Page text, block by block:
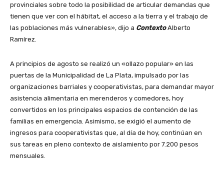
provinciales sobre todo la posibilidad de articular demandas que
tienen que ver con el hábitat, el acceso a la tierra y el trabajo de
las poblaciones más vulnerables», dijo a ContextoAlberto
Ramírez.
A principios de agosto se realizó un «ollazo popular» en las
puertas de la Municipalidad de La Plata, impulsado por las
organizaciones barriales y cooperativistas, para demandar mayor
asistencia alimentaria en merenderos y comedores, hoy
convertidos en los principales espacios de contención de las
familias en emergencia. Asimismo, se exigió el aumento de
ingresos para cooperativistas que, al día de hoy, continúan en
sus tareas en pleno contexto de aislamiento por 7.200 pesos
mensuales.